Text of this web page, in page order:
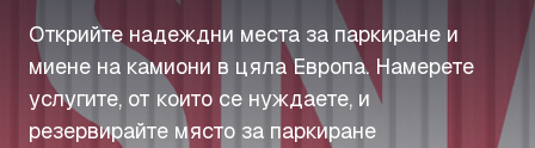
Открийте надеждни места за паркиране и
миене на камиони в цяла Европа. Намерете
услугите, от които се нуждаете, и
резервирайте място за паркиране